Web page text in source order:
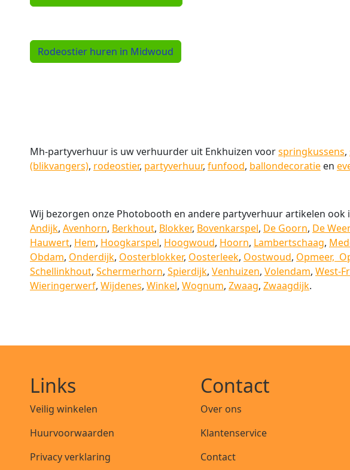
Rodeostier huren in Midwoud
Mh-partyverhuur is uw verhuurder uit Enkhuizen voorspringkussens,
(blikvangers), rodeostier, partyverhuur, funfood, ballondecoratie en
Wij bezorgen onze Photobooth en andere partyverhuur artikelen ook
Andijk, Avenhorn, Berkhout, Blokker, Bovenkarspel, De Goorn, De
Hauwert, Hem, Hoogkarspel, Hoogwoud, Hoorn, Lambertschaag,
Obdam, Onderdijk, Oosterblokker, Oosterleek, Oostwoud, Opmeer,
Schellinkhout, Schermerhorn, Spierdijk, Venhuizen, Volendam, West-
Wieringerwerf, Wijdenes, Winkel, Wognum, Zwaag, Zwaagdijk.
Links
Veilig winkelen
Huurvoorwaarden
Privacy verklaring
Contact
Over ons
Klantenservice
Contact